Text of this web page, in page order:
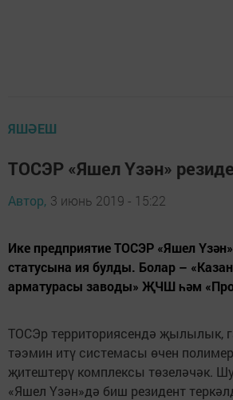
ЯШӘЕШ
ТОСЭР «Яшел Үзән»
Автор, 3 июнь 2019 - 15:22
Ике предприятие ТОСЭР «Яшел
статусына ия булды. Болар –
арматурасы заводы» ҖЧШ һәм
ТОСЭр территориясендә җылылык,
тәэмин итү сис­темасы өчен
җитештерү комплексы төзеләчәк.
«Яшел Үзән»дә биш резидент